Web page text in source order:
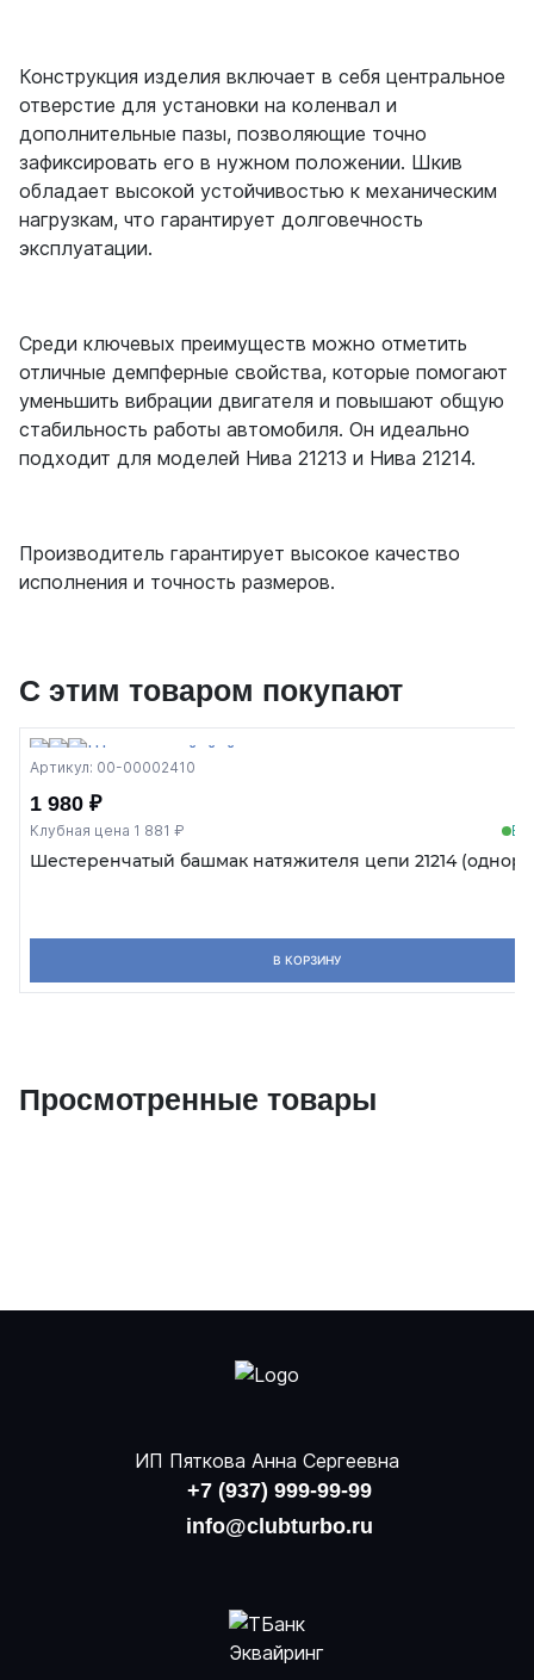
Конструкция изделия включает в себя центральное
отверстие для установки на коленвал и
дополнительные пазы, позволяющие точно
зафиксировать его в нужном положении. Шкив
обладает высокой устойчивостью к механическим
нагрузкам, что гарантирует долговечность
эксплуатации.
Среди ключевых преимуществ можно отметить
отличные демпферные свойства, которые помогают
уменьшить вибрации двигателя и повышают общую
стабильность работы автомобиля. Он идеально
подходит для моделей Нива 21213 и Нива 21214.
Производитель гарантирует высокое качество
исполнения и точность размеров.
С этим товаром покупают
Артикул: 00-00002410
1 980 ₽
Клубная цена 1 881 ₽ В
Шестеренчатый башмак натяжителя цепи 21214
В КОРЗИНУ
Просмотренные товары
ИП Пяткова Анна Сергеевна
+7 (937) 999-99-99
info@clubturbo.ru